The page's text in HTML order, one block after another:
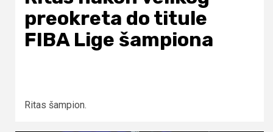
preokreta do titule
FIBA Lige šampiona
Ritas šampion.